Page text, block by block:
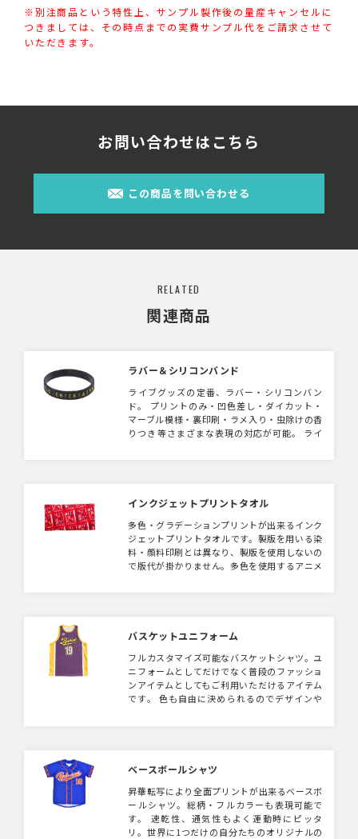
※別注商品という特性上、サンプル製作後の量産キャンセルに
つきましては、その時点までの実費サンプル代をご請求させて
いただきます。
お問い合わせはこちら
この商品を問い合わせる
RELATED
関連商品
ラバー＆シリコンバンド
ライブグッズの定番、ラバー・シリコンバン
ド。 プリントのみ・凹色差し・ダイカット・
マーブル模様・裏印刷・ラメ入り・虫除けの香
りつき等さまざまな表現の対応が可能。 ライ
インクジェットプリントタオル
多色・グラデーションプリントが出来るインク
ジェットプリントタオルです。製版を用いる染
料・顔料印刷とは異なり、製版を使用しないの
で版代が掛かりません。多色を使用するアニメ
バスケットユニフォーム
フルカスタマイズ可能なバスケットシャツ。ユ
ニフォームとしてだけでなく普段のファッショ
ンアイテムとしてもご利用いただけるアイテム
です。 色も自由に決められるのでデザインや
ベースボールシャツ
昇華転写により全面プリントが出来るベースボ
ールシャツ。総柄・フルカラーも表現可能で
す。 速乾性、通気性もよく運動時にピッタ
リ。世界に1つだけの自分たちのオリジナルの